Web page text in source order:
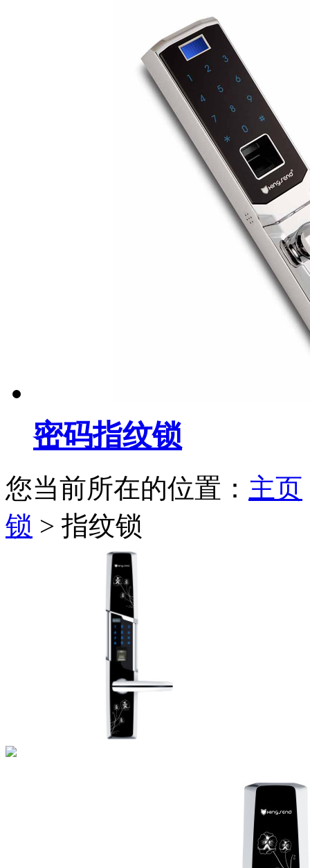
密码指纹锁
您当前所在的位置： 主页
锁 > 指纹锁